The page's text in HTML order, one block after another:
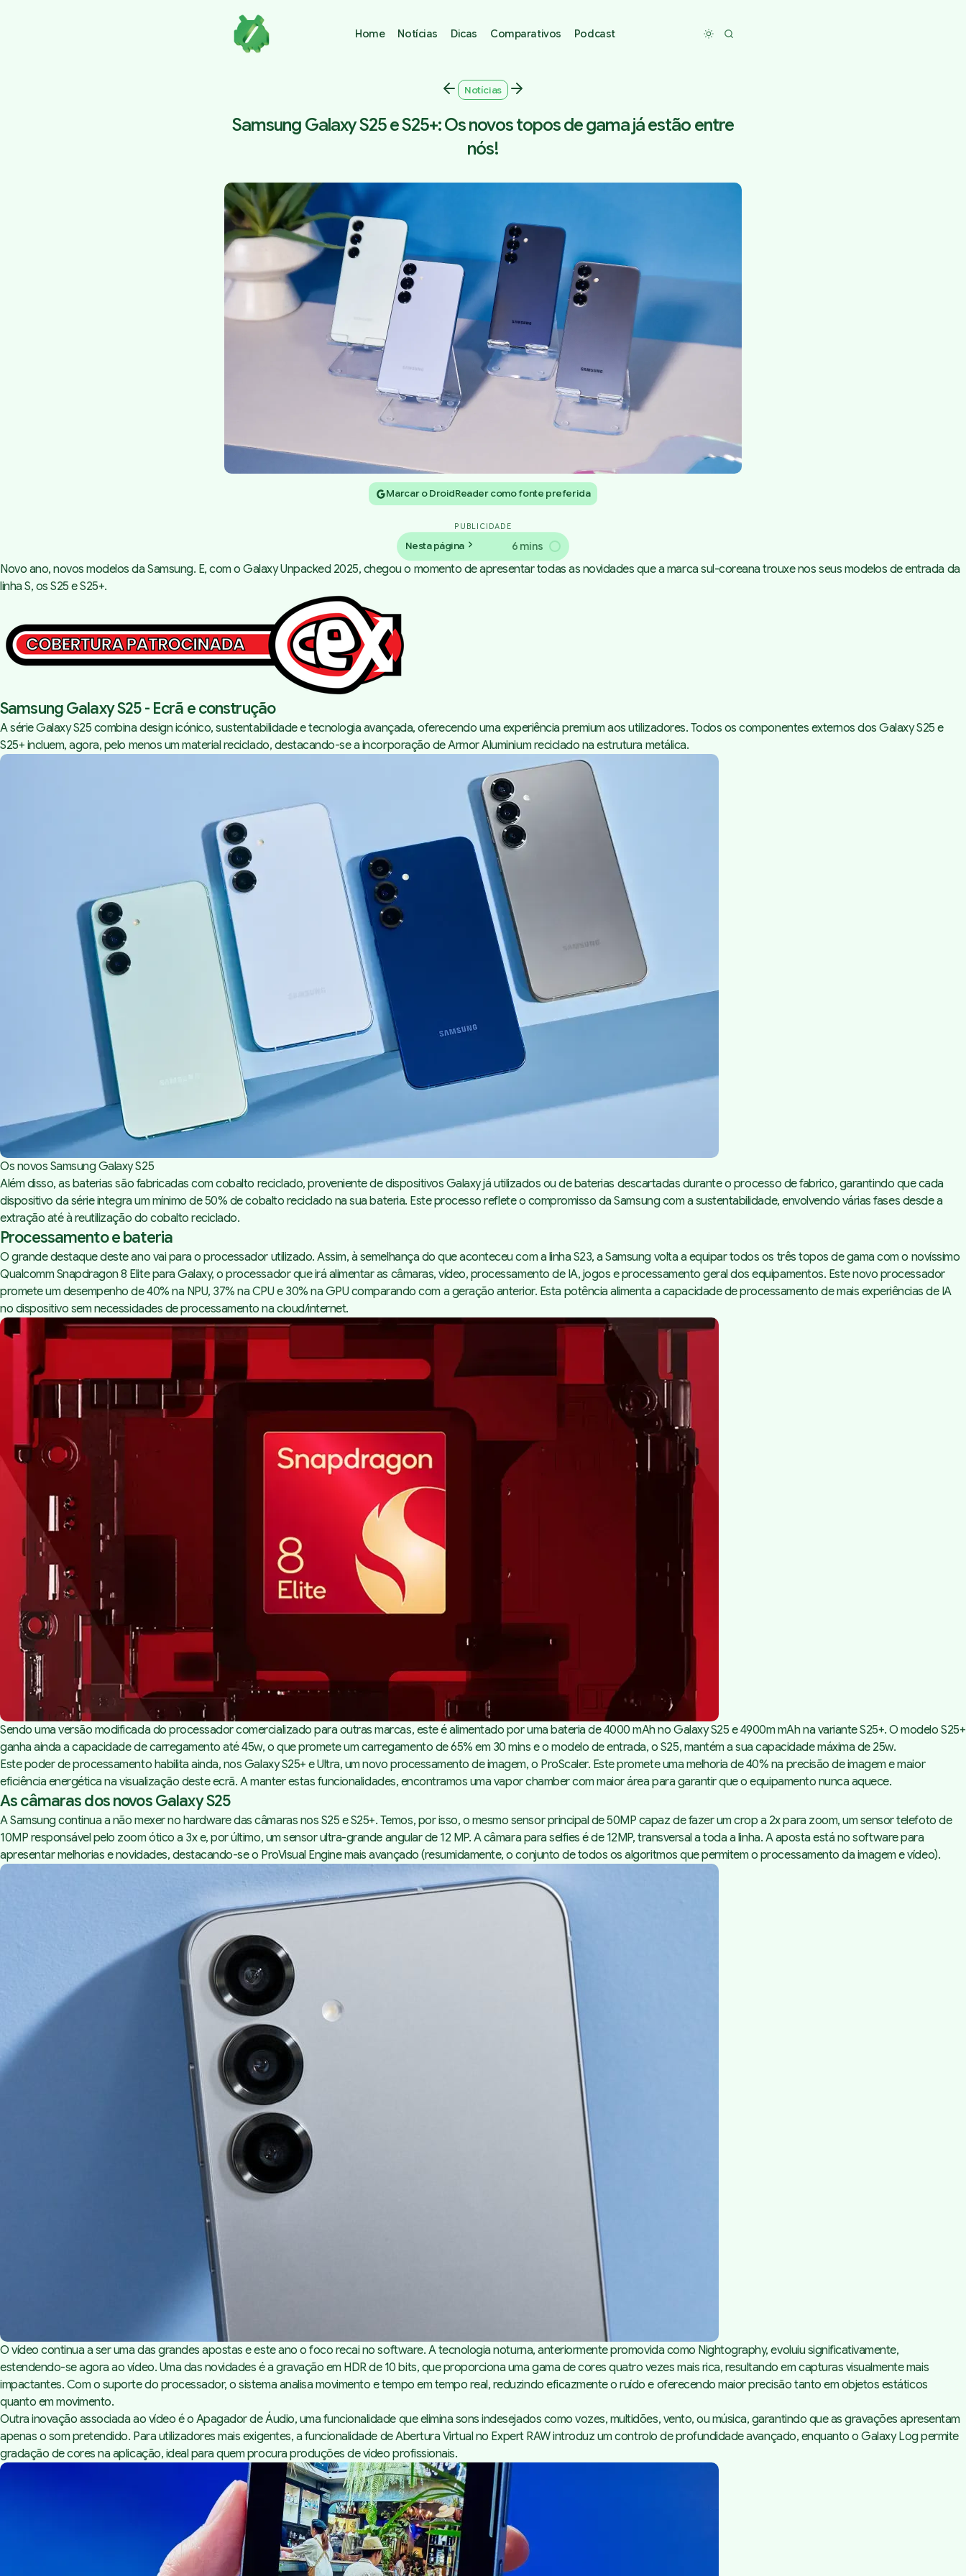
Home Notícias Dicas Comparativos Podcast Toggle dark mode
Notícias
Samsung Galaxy S25 e S25+: Os novos topos de gama já estão entre
nós!
Marcar o DroidReader como fonte preferida
PUBLICIDADE
Nesta página 6 mins
Novo ano, novos modelos da Samsung. E, com o Galaxy Unpacked 2025, chegou o momento de apresentar todas as novidades que a marca sul-coreana trouxe nos seus modelos de entrada da
linha S, os S25 e S25+.
Samsung Galaxy S25 - Ecrã e construção
A série Galaxy S25 combina design icónico, sustentabilidade e tecnologia avançada, oferecendo uma experiência premium aos utilizadores. Todos os componentes externos dos Galaxy S25 e
S25+ incluem, agora, pelo menos um material reciclado, destacando-se a incorporação de Armor Aluminium reciclado na estrutura metálica.
Os novos Samsung Galaxy S25
Além disso, as baterias são fabricadas com cobalto reciclado, proveniente de dispositivos Galaxy já utilizados ou de baterias descartadas durante o processo de fabrico, garantindo que cada
dispositivo da série integra um mínimo de 50% de cobalto reciclado na sua bateria. Este processo reflete o compromisso da Samsung com a sustentabilidade, envolvendo várias fases desde a
extração até à reutilização do cobalto reciclado.
Processamento e bateria
O grande destaque deste ano vai para o processador utilizado. Assim, à semelhança do que aconteceu com a linha S23, a Samsung volta a equipar todos os três topos de gama com o novíssimo
Qualcomm Snapdragon 8 Elite para Galaxy, o processador que irá alimentar as câmaras, vídeo, processamento de IA, jogos e processamento geral dos equipamentos. Este novo processador
promete um desempenho de 40% na NPU, 37% na CPU e 30% na GPU comparando com a geração anterior. Esta potência alimenta a capacidade de processamento de mais experiências de IA
no dispositivo sem necessidades de processamento nacloud/internet.
Sendo uma versão modificada do processador comercializado para outras marcas, este é alimentado por uma bateria de 4000 mAh no Galaxy S25 e 4900m mAh na variante S25+. O modelo S25+
ganha ainda a capacidade de carregamento até 45w, o que promete um carregamento de 65% em 30 mins e o modelo de entrada, o S25, mantém a sua capacidade máxima de 25w.
Este poder de processamento habilita ainda, nos Galaxy S25+ e Ultra, um novo processamento de imagem, o ProScaler. Este promete uma melhoria de 40% na precisão de imagem e maior
eficiência energética na visualização deste ecrã. A manter estas funcionalidades, encontramos uma vapor chamber com maior área para garantir que o equipamento nunca aquece.
As câmaras dos novos Galaxy S25
A Samsung continua a não mexer no hardware das câmaras nos S25 e S25+. Temos, por isso, o mesmo sensor principal de 50MP capaz de fazer um crop a 2x para zoom, um sensor telefoto de
10MP responsável pelo zoom ótico a 3x e, por último, um sensor ultra-grande angular de 12 MP. A câmara para selfies é de 12MP, transversal a toda a linha. A aposta está no software para
apresentar melhorias e novidades, destacando-se o ProVisual Engine mais avançado (resumidamente, o conjunto de todos os algoritmos que permitem o processamento da imagem e vídeo).
O vídeo continua a ser uma das grandes apostas e este ano o foco recai no software. A tecnologia noturna, anteriormente promovida como Nightography, evoluiu significativamente,
estendendo-se agora ao vídeo. Uma das novidades é a gravação em HDR de 10 bits, que proporciona uma gama de cores quatro vezes mais rica, resultando em capturas visualmente mais
impactantes. Com o suporte do processador, o sistema analisa movimento e tempo em tempo real, reduzindo eficazmente o ruído e oferecendo maior precisão tanto em objetos estáticos
quanto em movimento.
Outra inovação associada ao vídeo é o Apagador de Áudio, uma funcionalidade que elimina sons indesejados como vozes, multidões, vento, ou música, garantindo que as gravações apresentam
apenas o som pretendido. Para utilizadores mais exigentes, a funcionalidade de Abertura Virtual no Expert RAW introduz um controlo de profundidade avançado, enquanto o Galaxy Log permite
gradação de cores na aplicação, ideal para quem procura produções de vídeo profissionais.